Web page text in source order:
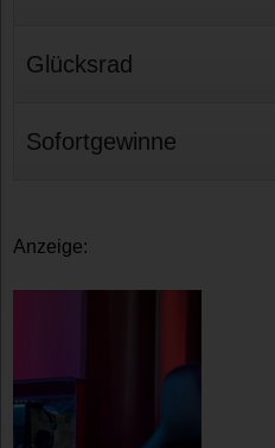
Glücksrad
Sofortgewinne
Anzeige: